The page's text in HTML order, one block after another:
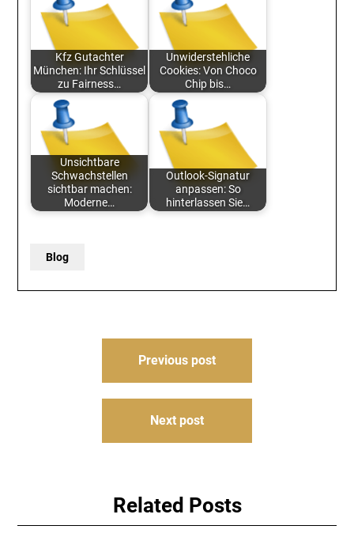
Kfz Gutachter
München: Ihr Schlüssel
zu Fairness…
Unwiderstehliche
Cookies: Von Choco
Chip bis…
Unsichtbare
Schwachstellen
sichtbar machen:
Moderne…
Outlook-Signatur
anpassen: So
hinterlassen Sie…
Blog
Previous post
Next post
Related Posts